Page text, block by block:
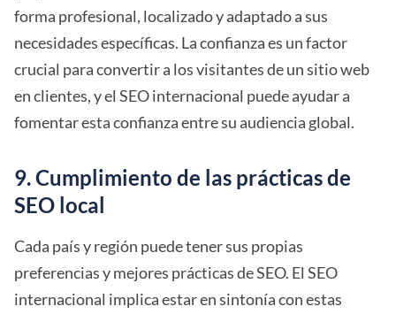
forma profesional, localizado y adaptado a sus
necesidades específicas. La confianza es un factor
crucial para convertir a los visitantes de un sitio web
en clientes, y el SEO internacional puede ayudar a
fomentar esta confianza entre su audiencia global.
9. Cumplimiento de las prácticas de
SEO local
Cada país y región puede tener sus propias
preferencias y mejores prácticas de SEO. El SEO
internacional implica estar en sintonía con estas